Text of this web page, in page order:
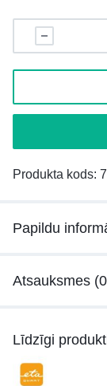
Produkta kods:
Papildu
Atsauksmes
Līdzīgi